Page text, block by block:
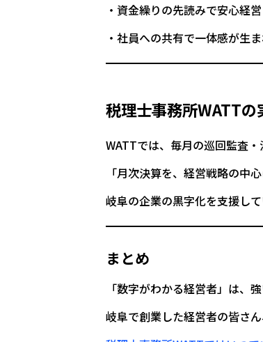
資金繰りの先読みで安心経営
社員への共有で一体感が生
税理士事務所WATTの
WATTでは、毎月の巡回監査・
「月次決算を、経営戦略の中
岐阜の企業の黒字化を支援して
まとめ
「数字がわかる経営者」は、強
岐阜で創業した経営者の皆さ